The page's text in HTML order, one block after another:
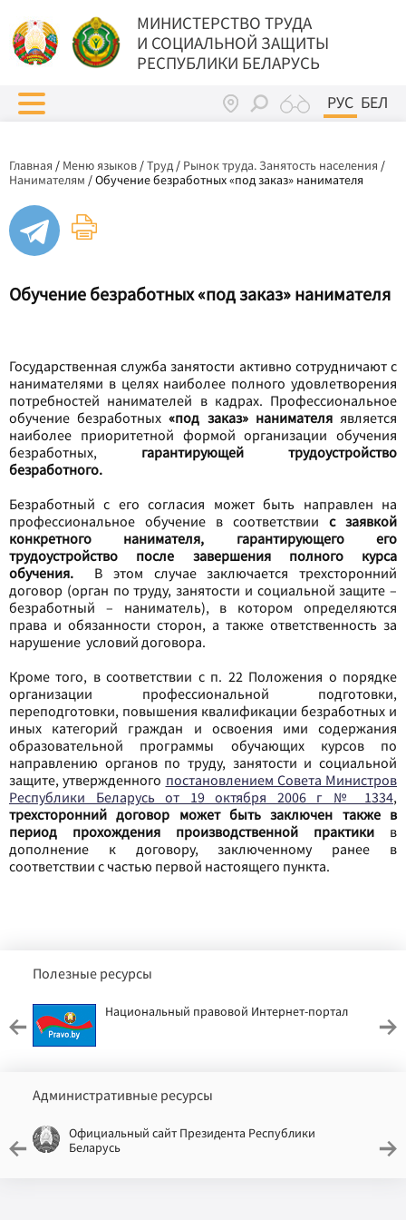
МИНИСТЕРСТВО ТРУДА
И СОЦИАЛЬНОЙ ЗАЩИТЫ
РЕСПУБЛИКИ БЕЛАРУСЬ
РУС БЕЛ
Главная / Меню языков /Труд/ Рынок труда. Занятость населения /
Нанимателям /Обучение безработных «под заказ» нанимателя
Обучение безработных «под заказ» нанимателя
Государственная служба занятости активно сотрудничают с
нанимателями в целях наиболее полного удовлетворения
потребностей нанимателей в кадрах. Профессиональное
обучение безработных «под заказ» нанимателяявляется
наиболее приоритетной формой организации обучения
безработных, гарантирующей трудоустройство
безработного.
Безработный с его согласия может быть направлен на
профессиональное обучение в соответствии с заявкой
конкретного нанимателя, гарантирующего его
трудоустройство после завершения полного курса
обучения. В этом случае заключается трехсторонний
договор (орган по труду, занятости и социальной защите –
безработный – наниматель), в котором определяются
права и обязанности сторон, а также ответственность за
нарушение условий договора.
Кроме того, в соответствии с п. 22 Положения о порядке
организации профессиональной подготовки,
переподготовки, повышения квалификации безработных и
иных категорий граждан и освоения ими содержания
образовательной программы обучающих курсов по
направлению органов по труду, занятости и социальной
защите, утвержденного постановлением Совета Министров
Республики Беларусь от 19 октября 2006 г № 1334,
трехсторонний договор может быть заключен также в
период прохождения производственной практики в
дополнение к договору, заключенному ранее в
соответствии с частью первой настоящего пункта.
Полезные ресурсы
Национальный правовой Интернет-портал
Административные ресурсы
Официальный сайт Президента Республики
Беларусь